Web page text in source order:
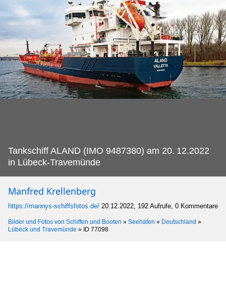
Tankschiff ALAND (IMO 9487380) am 20. 12.2022
in Lübeck-Travemünde
Manfred Krellenberg
https://mannys-schiffsfotos.de/ 20.12.2022, 192 Aufrufe, 0 Kommentare
Bilder und Fotos von Schiffen und Booten » Seehäfen » Deutschland »
Lübeck und Travemünde » ID 77098